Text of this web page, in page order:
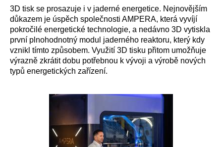
3D tisk se prosazuje i v jaderné energetice. Nejnovějším
důkazem je úspěch společnosti AMPERA, která vyvíjí
pokročilé energetické technologie, a nedávno 3D vytiskla
první plnohodnotný modul jaderného reaktoru, který kdy
vznikl tímto způsobem. Využití 3D tisku přitom umožňuje
výrazně zkrátit dobu potřebnou k vývoji a výrobě nových
typů energetických zařízení.